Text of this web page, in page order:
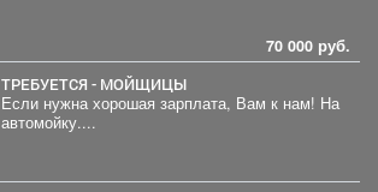
70 000 руб.
ТРЕБУЕТСЯ - МОЙЩИЦЫ
Если нужна хорошая зарплата, Вам к нам! На
автомойку....